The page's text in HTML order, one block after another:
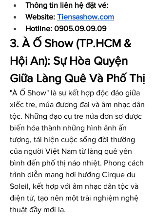
Thông tin liên hệ đặt vé:
Website: Tiensashow.com
Hotline: 0905.09.09.09
3. À Ố Show (TP.HCM &
Hội An): Sự Hòa Quyện
Giữa Làng Quê Và Phố Thị
"À Ố Show" là sự kết hợp độc đáo giữa
xiếc tre, múa đương đại và âm nhạc dân
tộc. Những đạo cụ tre nứa đơn sơ được
biến hóa thành những hình ảnh ấn
tượng, tái hiện cuộc sống đời thường
của người Việt Nam từ làng quê yên
bình đến phố thị náo nhiệt. Phong cách
trình diễn mang hơi hướng Cirque du
Soleil, kết hợp với âm nhạc dân tộc và
điện tử, tạo nên một trải nghiệm nghệ
thuật đầy mới lạ.